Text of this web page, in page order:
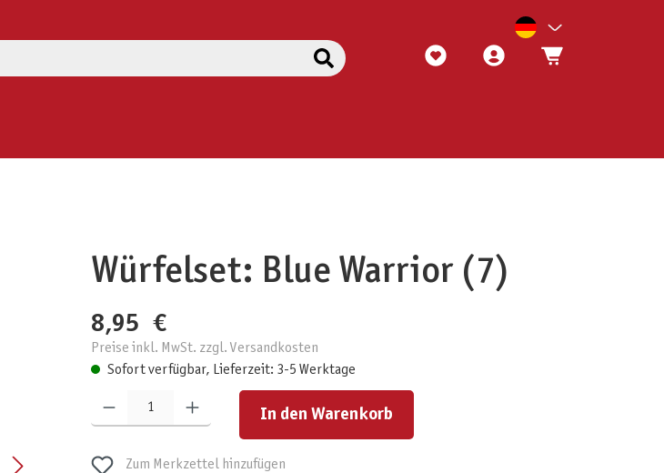
Würfelset: Blue Warrior (7)
8,95 €
Preise inkl. MwSt. zzgl. Versandkosten
Sofort verfügbar, Lieferzeit: 3-5 Werktage
Produkt Anzahl: Gib den gewünschten Wert ein oder benutze die Schaltflächen um die Anzahl zu erhöhen oder zu reduzieren.
In den Warenkorb
Zum Merkzettel hinzufügen